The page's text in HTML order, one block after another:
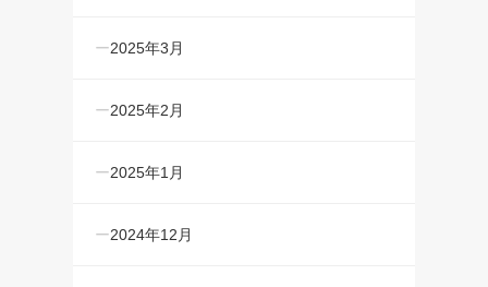
2025年3月
2025年2月
2025年1月
2024年12月